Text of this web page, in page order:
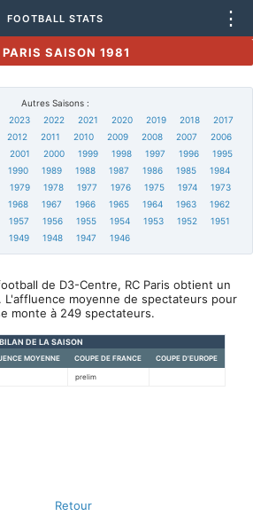
FOOTBALL STATS ⋮
PARIS SAISON 1981
Autres Saisons :
2023 2022 2021 2020 2019 2018
2017
2012 2011 2010 2009 2008 2007
2006
2001 2000 1999 1998 1997 1996
1995
1990 1989 1988 1987 1986 1985
1984
1979 1978 1977 1976 1975 1974
1973
1968 1967 1966 1965 1964 1963
1962
1957 1956 1955 1954 1953 1952
1951
1949 1948 1947 1946
de D3-Centre, RC Paris obtient un
L'affluence moyenne de spectateurs pour
monte à 249 spectateurs.
BILAN DE LA SAISON
MOYENNE COUPE DE FRANCE COUPE D'EUROPE
prelim
Retour